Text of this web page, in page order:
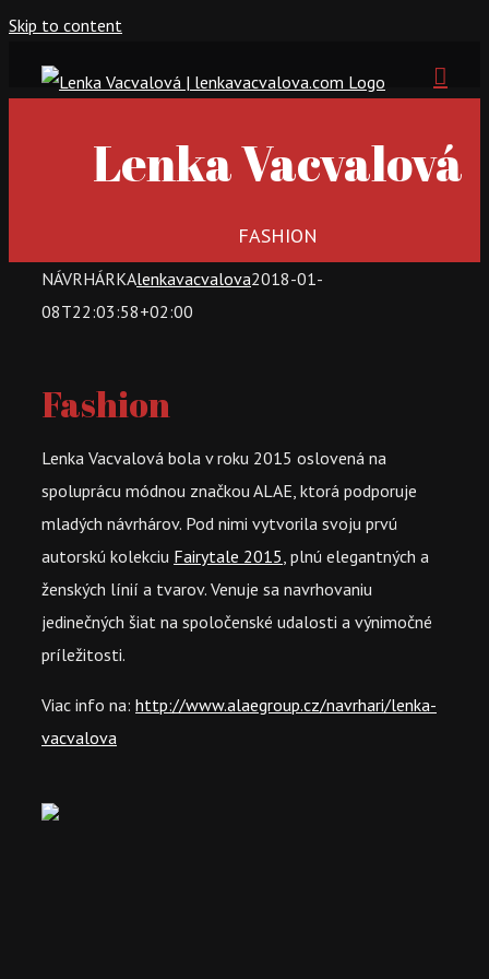
Skip to content
Lenka Vacvalová
FASHION
NÁVRHÁRKAlenkavacvalova2018-01-
08T22:03:58+02:00
Fashion
Lenka Vacvalová bola v roku 2015 oslovená na
spoluprácu módnou značkou ALAE, ktorá podporuje
mladých návrhárov. Pod nimi vytvorila svoju prvú
autorskú kolekciu Fairytale 2015, plnú elegantných a
ženských línií a tvarov. Venuje sa navrhovaniu
jedinečných šiat na spoločenské udalosti a výnimočné
príležitosti.
Viac info na: http://www.alaegroup.cz/navrhari/lenka-
vacvalova